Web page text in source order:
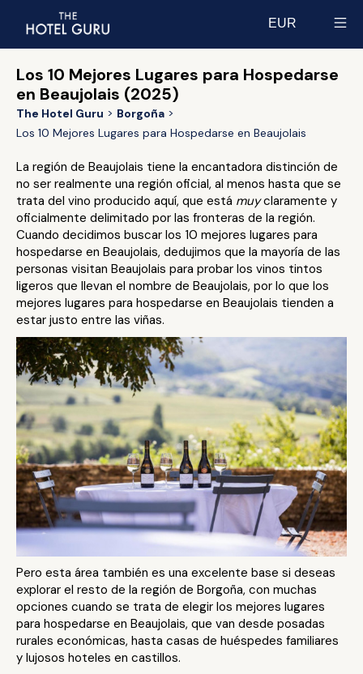
EUR
Los 10 Mejores Lugares para Hospedarse
en Beaujolais (2025)
The Hotel Guru
Borgoña
Los 10 Mejores Lugares para Hospedarse en Beaujolais
La región de Beaujolais tiene la encantadora distinción de
no ser realmente una región oficial, al menos hasta que se
trata del vino producido aquí, que está muyclaramente y
oficialmente delimitado por las fronteras de la región.
Cuando decidimos buscar los 10 mejores lugares para
hospedarse en Beaujolais, dedujimos que la mayoría de las
personas visitan Beaujolais para probar los vinos tintos
ligeros que llevan el nombre de Beaujolais, por lo que los
mejores lugares para hospedarse en Beaujolais tienden a
estar justo entre las viñas.
Pero esta área también es una excelente base si deseas
explorar el resto de la región de Borgoña, con muchas
opciones cuando se trata de elegir los mejores lugares
para hospedarse en Beaujolais, que van desde posadas
rurales económicas, hasta casas de huéspedes familiares
y lujosos hoteles en castillos.